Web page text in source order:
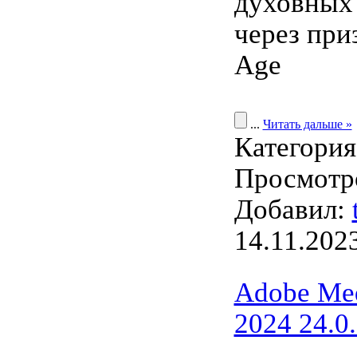
через
Age
... Читать дальше »
Добавил:
Adobe
2024